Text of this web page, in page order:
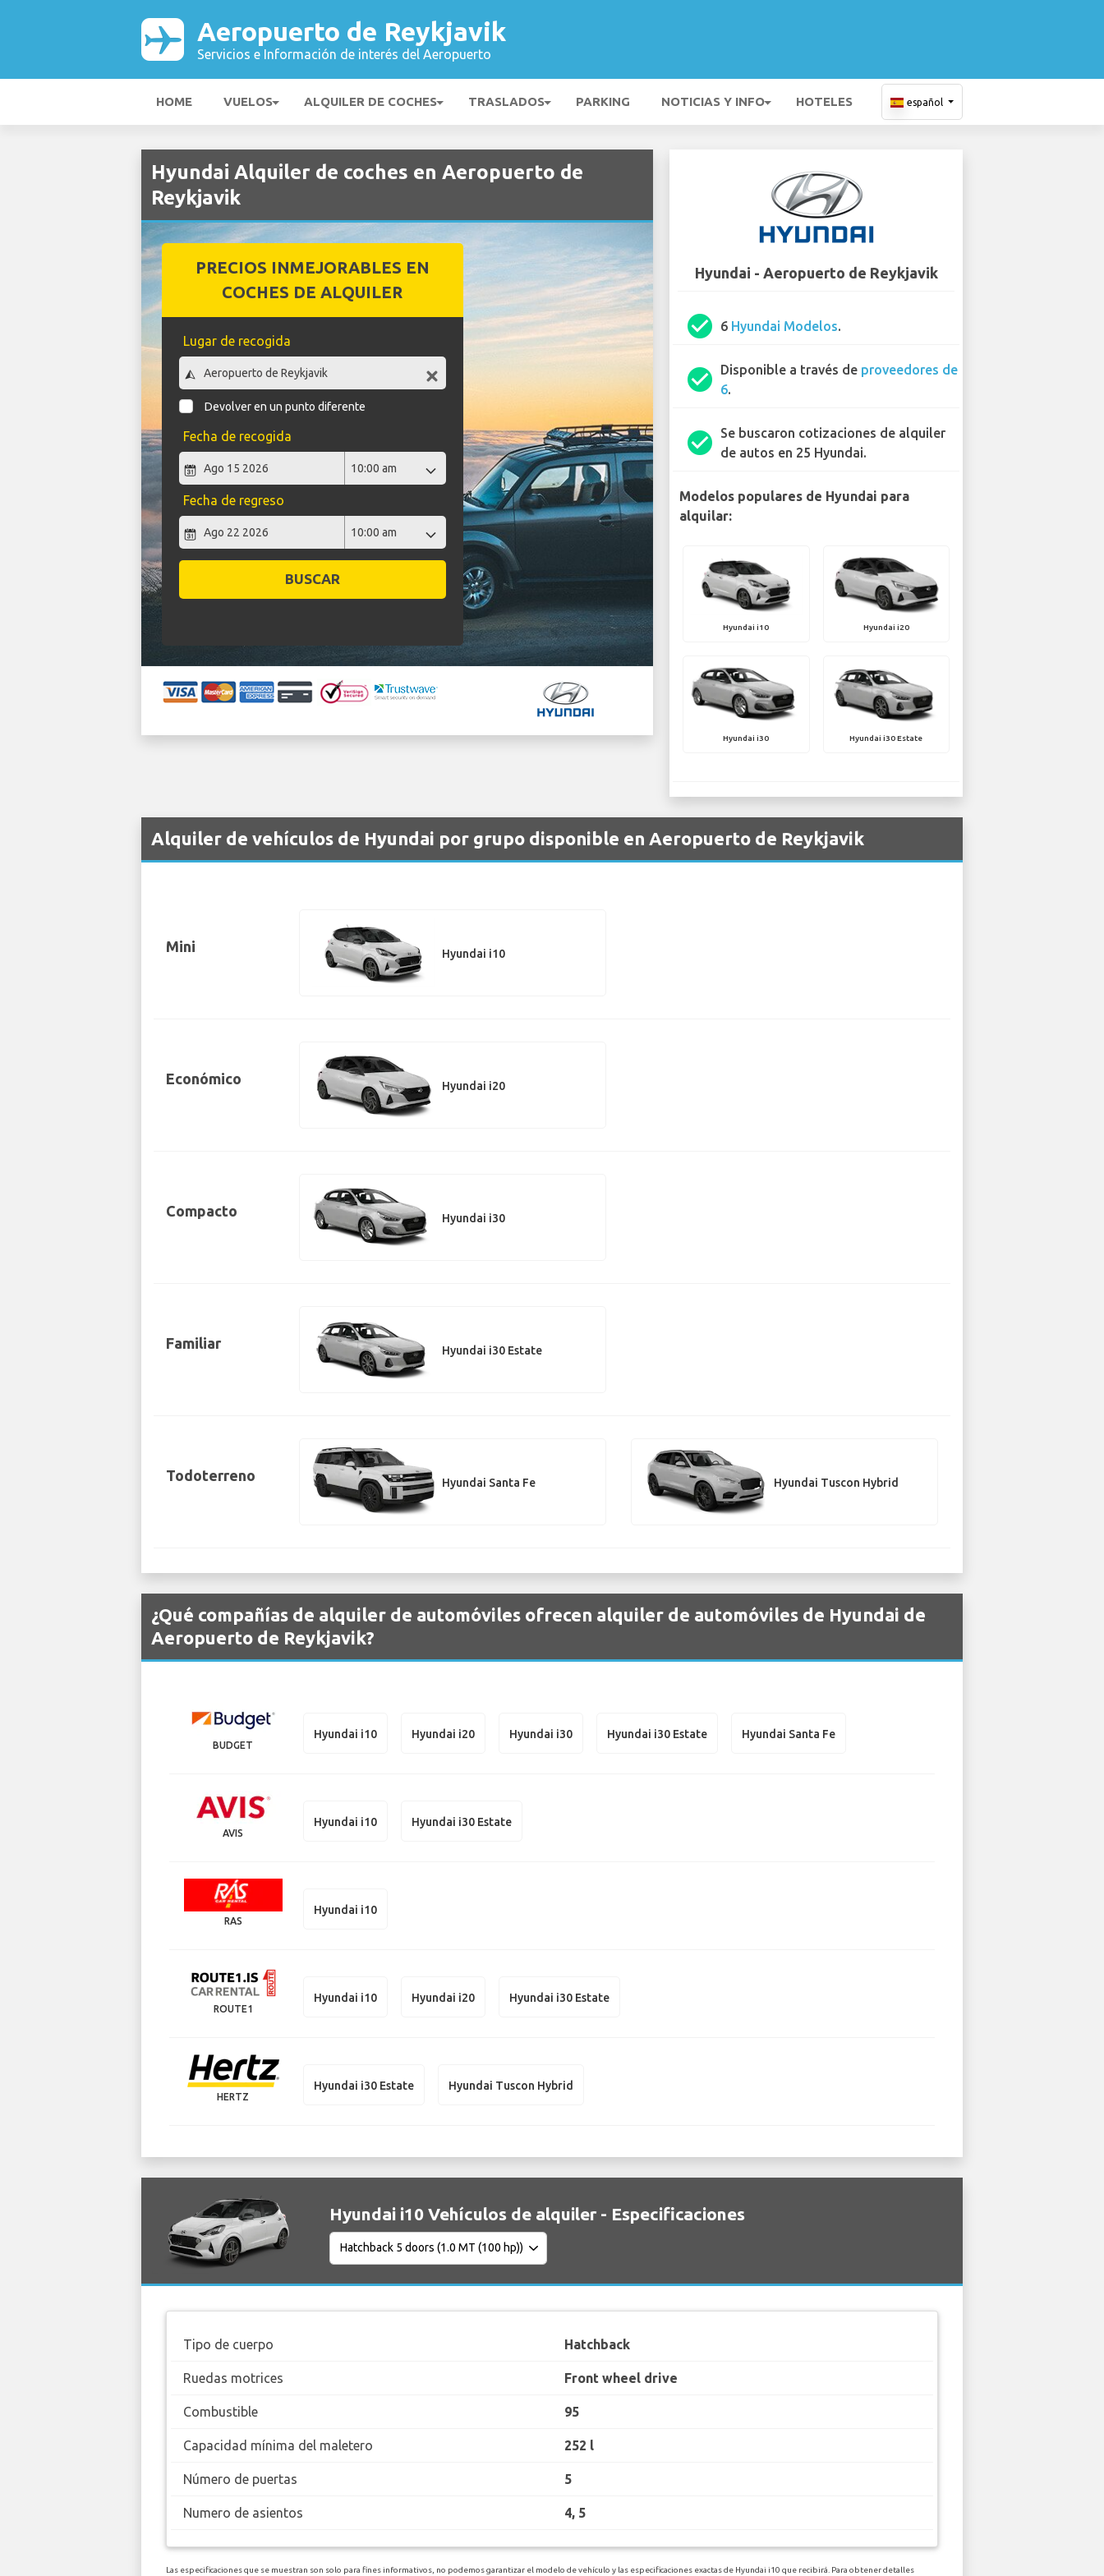
Aeropuerto de Reykjavik
Servicios e Información de interés del Aeropuerto
HOME VUELOS ALQUILER DE COCHES TRASLADOS PARKING NOTICIAS Y INFO HOTELES español
Hyundai Alquiler de coches en Aeropuerto de
Reykjavik
PRECIOS INMEJORABLES EN
COCHES DE ALQUILER
Lugar de recogida
Devolver en un punto diferente
Fecha de recogida
Fecha de regreso
BUSCAR
Hyundai - Aeropuerto de Reykjavik
check_circle 6 Hyundai Modelos.
check_circle Disponible a través de proveedores de
6.
check_circle
Se buscaron cotizaciones de alquiler
de autos en 25 Hyundai.
Modelos populares de Hyundai para
alquilar:
Hyundai i10 Hyundai i20
Hyundai i30 Hyundai i30 Estate
Alquiler de vehículos de Hyundai por grupo disponible en Aeropuerto de Reykjavik
Mini Hyundai i10
Económico Hyundai i20
Compacto Hyundai i30
Familiar Hyundai i30 Estate
Todoterreno Hyundai Santa Fe Hyundai Tuscon Hybrid
¿Qué compañías de alquiler de automóviles ofrecen alquiler de automóviles de Hyundai de
Aeropuerto de Reykjavik?
BUDGET
Hyundai i10 Hyundai i20 Hyundai i30 Hyundai i30 Estate Hyundai Santa Fe
AVIS
Hyundai i10 Hyundai i30 Estate
RAS
Hyundai i10
ROUTE1
Hyundai i10 Hyundai i20 Hyundai i30 Estate
HERTZ
Hyundai i30 Estate Hyundai Tuscon Hybrid
Hyundai i10 Vehículos de alquiler - Especificaciones
Tipo de cuerpo Hatchback
Ruedas motrices Front wheel drive
Combustible 95
Capacidad mínima del maletero 252 l
Número de puertas 5
Numero de asientos 4, 5
Las especificaciones que se muestran son solo para fines informativos, no podemos garantizar el modelo de vehículo y las especificaciones exactas de Hyundai i10 que recibirá. Para obtener detalles